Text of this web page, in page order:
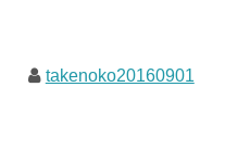
takenoko20160901